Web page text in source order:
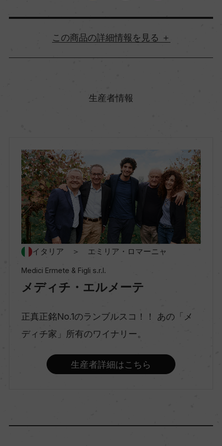
詳細情報
地区名
レッジアーノ
村名
種類
スパークリングワイン
品種（原材料）
アルコール度数
生産者情報
イタリア ＞ エミリア・ロマーニャ
Medici Ermete & Figli s.r.l.
メディチ・エルメーテ
正真正銘No.1のランブルスコ！！ あの「メ
ディチ家」所有のワイナリー。
生産者詳細はこちら